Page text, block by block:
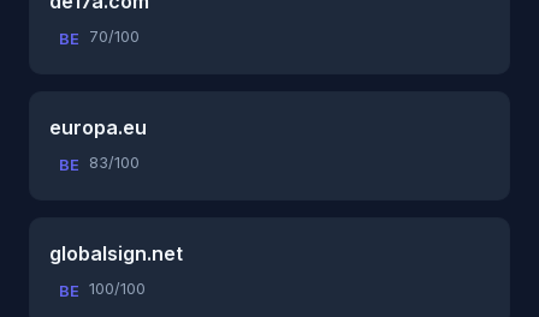
BE 70/100
europa.eu
BE 83/100
globalsign.net
BE 100/100